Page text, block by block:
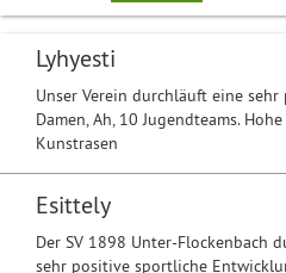
Lyhyesti
Unser Verein durchläuft eine
Damen, Ah, 10 Jugendteams.
Kunstrasen
Esittely
Der SV 1898 Unter-Flockenbach
sehr positive sportliche